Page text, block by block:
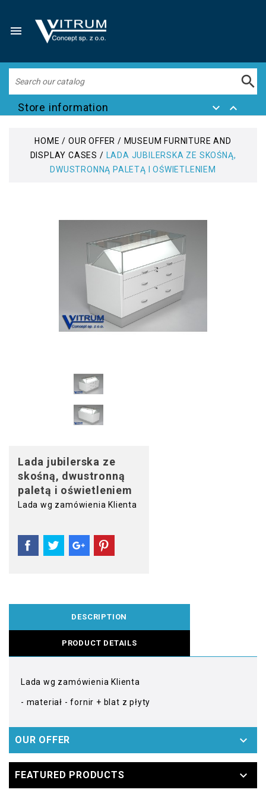


Store information  
HOME OUR OFFER
MUSEUM FURNITURE AND
DISPLAY CASES
LADA JUBILERSKA ZE SKOŚNĄ,
DWUSTRONNĄ PALETĄ I OŚWIETLENIEM
Lada jubilerska ze
skośną, dwustronną
paletą i oświetleniem
Lada wg zamówienia Klienta
DESCRIPTION
PRODUCT DETAILS
Lada wg zamówienia Klienta
- materiał - fornir + blat z płyty
OUR OFFER 
FEATURED PRODUCTS 